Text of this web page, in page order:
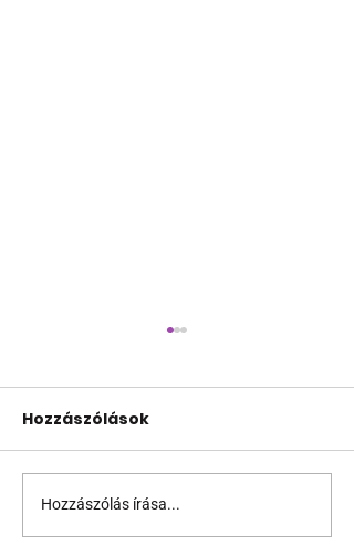
Támogathatsz és
ajánlhatsz: Te is részt
Hozzászólások
Hozzászólás írása...